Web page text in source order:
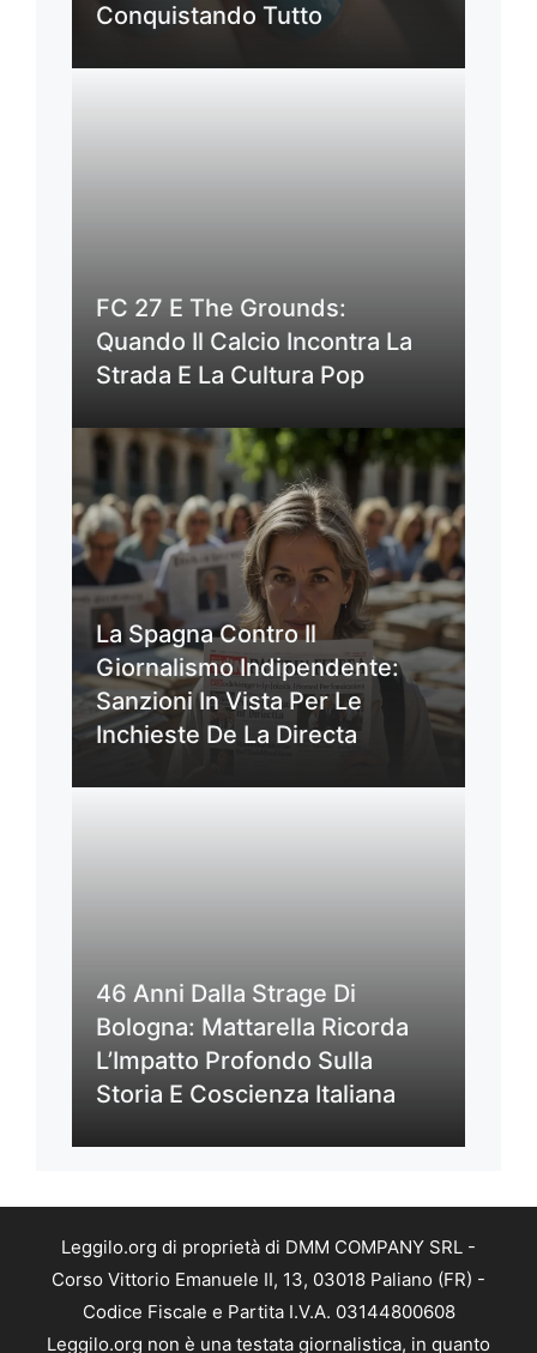
Conquistando Tutto
FC 27 E The Grounds:
Quando Il Calcio Incontra La
Strada E La Cultura Pop
La Spagna Contro Il
Giornalismo Indipendente:
Sanzioni In Vista Per Le
Inchieste De La Directa
46 Anni Dalla Strage Di
Bologna: Mattarella Ricorda
L’Impatto Profondo Sulla
Storia E Coscienza Italiana
Leggilo.org di proprietà di DMM COMPANY SRL -
Corso Vittorio Emanuele II, 13, 03018 Paliano (FR) -
Codice Fiscale e Partita I.V.A. 03144800608
Leggilo.org non è una testata giornalistica, in quanto